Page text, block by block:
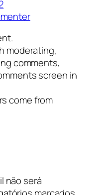
moderating,
comments,
screen in
come from
não será